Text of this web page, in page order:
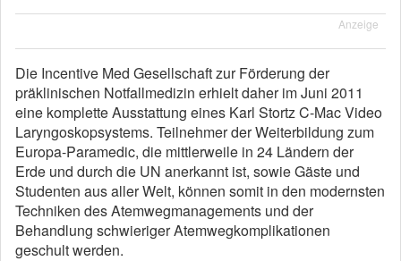
Anzeige
Die Incentive Med Gesellschaft zur Förderung der
präklinischen Notfallmedizin erhielt daher im Juni 2011
eine komplette Ausstattung eines Karl Stortz C-Mac Video
Laryngoskopsystems. Teilnehmer der Weiterbildung zum
Europa-Paramedic, die mittlerweile in 24 Ländern der
Erde und durch die UN anerkannt ist, sowie Gäste und
Studenten aus aller Welt, können somit in den modernsten
Techniken des Atemwegmanagements und der
Behandlung schwieriger Atemwegkomplikationen
geschult werden.